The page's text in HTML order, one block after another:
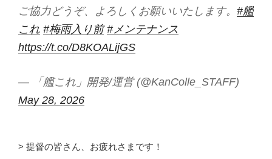
ご協力どうぞ、よろしくお願いいたします。 #艦
これ #梅雨入り前 #メンテナンス
https://t.co/D8KOALijGS
— 「艦これ」開発/運営 (@KanColle_STAFF)
May 28, 2026
> 提督の皆さん、お疲れさまです！